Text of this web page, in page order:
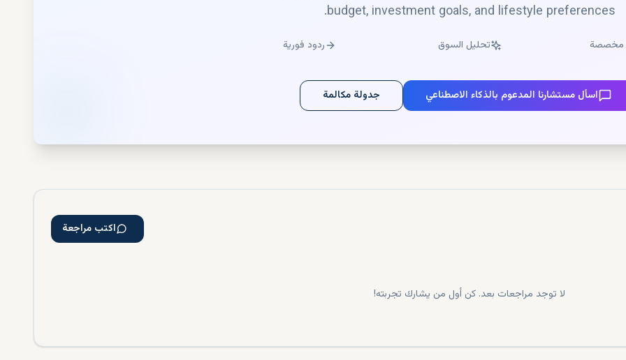
(بالدولار الأمريكي)
budget, investment goals, and lifestyle preferences.
مخصصة تحليل السوق ردود فورية
اسأل مستشارنا المدعوم بالذكاء الاصطناعي جدولة مكالمة
اكتب مراجعة
لا توجد مراجعات بعد. كن أول من يشارك تجربته!